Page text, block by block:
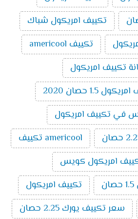
10000
سعر تكييف ميديا اسبليت ارضي سقفي 3 حصان
سعر تكييف ميديا اسبليت ارضي سقفي 4 حصان
ميديا
ماركات التكييف المتميزة التي تتوفر
سعرها المناسب ومن أهم ما
تُعتبر تكييفات ميديا من أفضل
الذكية حيث أن بعض الموديلات التي
إمكانية الاتصال بالواي فاي والتي
من خارج المنزل.
تنقي هذه الخاصية الموجودة في عدد
تكييف امريكول شباك
تكييف americool
تكييف امريكول
1.5 حصان 2020
في تكييف امريكول
americool تكييف
امريكول كويس
تكييف امريكول
سعر تكييف يورك 2.25 حصان